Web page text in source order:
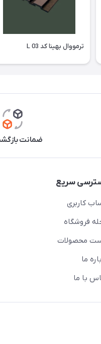
ترمووال بهینا کد L 03
ضمانت
سریع
کاربری
فروشگاه
محصولات
ما
با ما